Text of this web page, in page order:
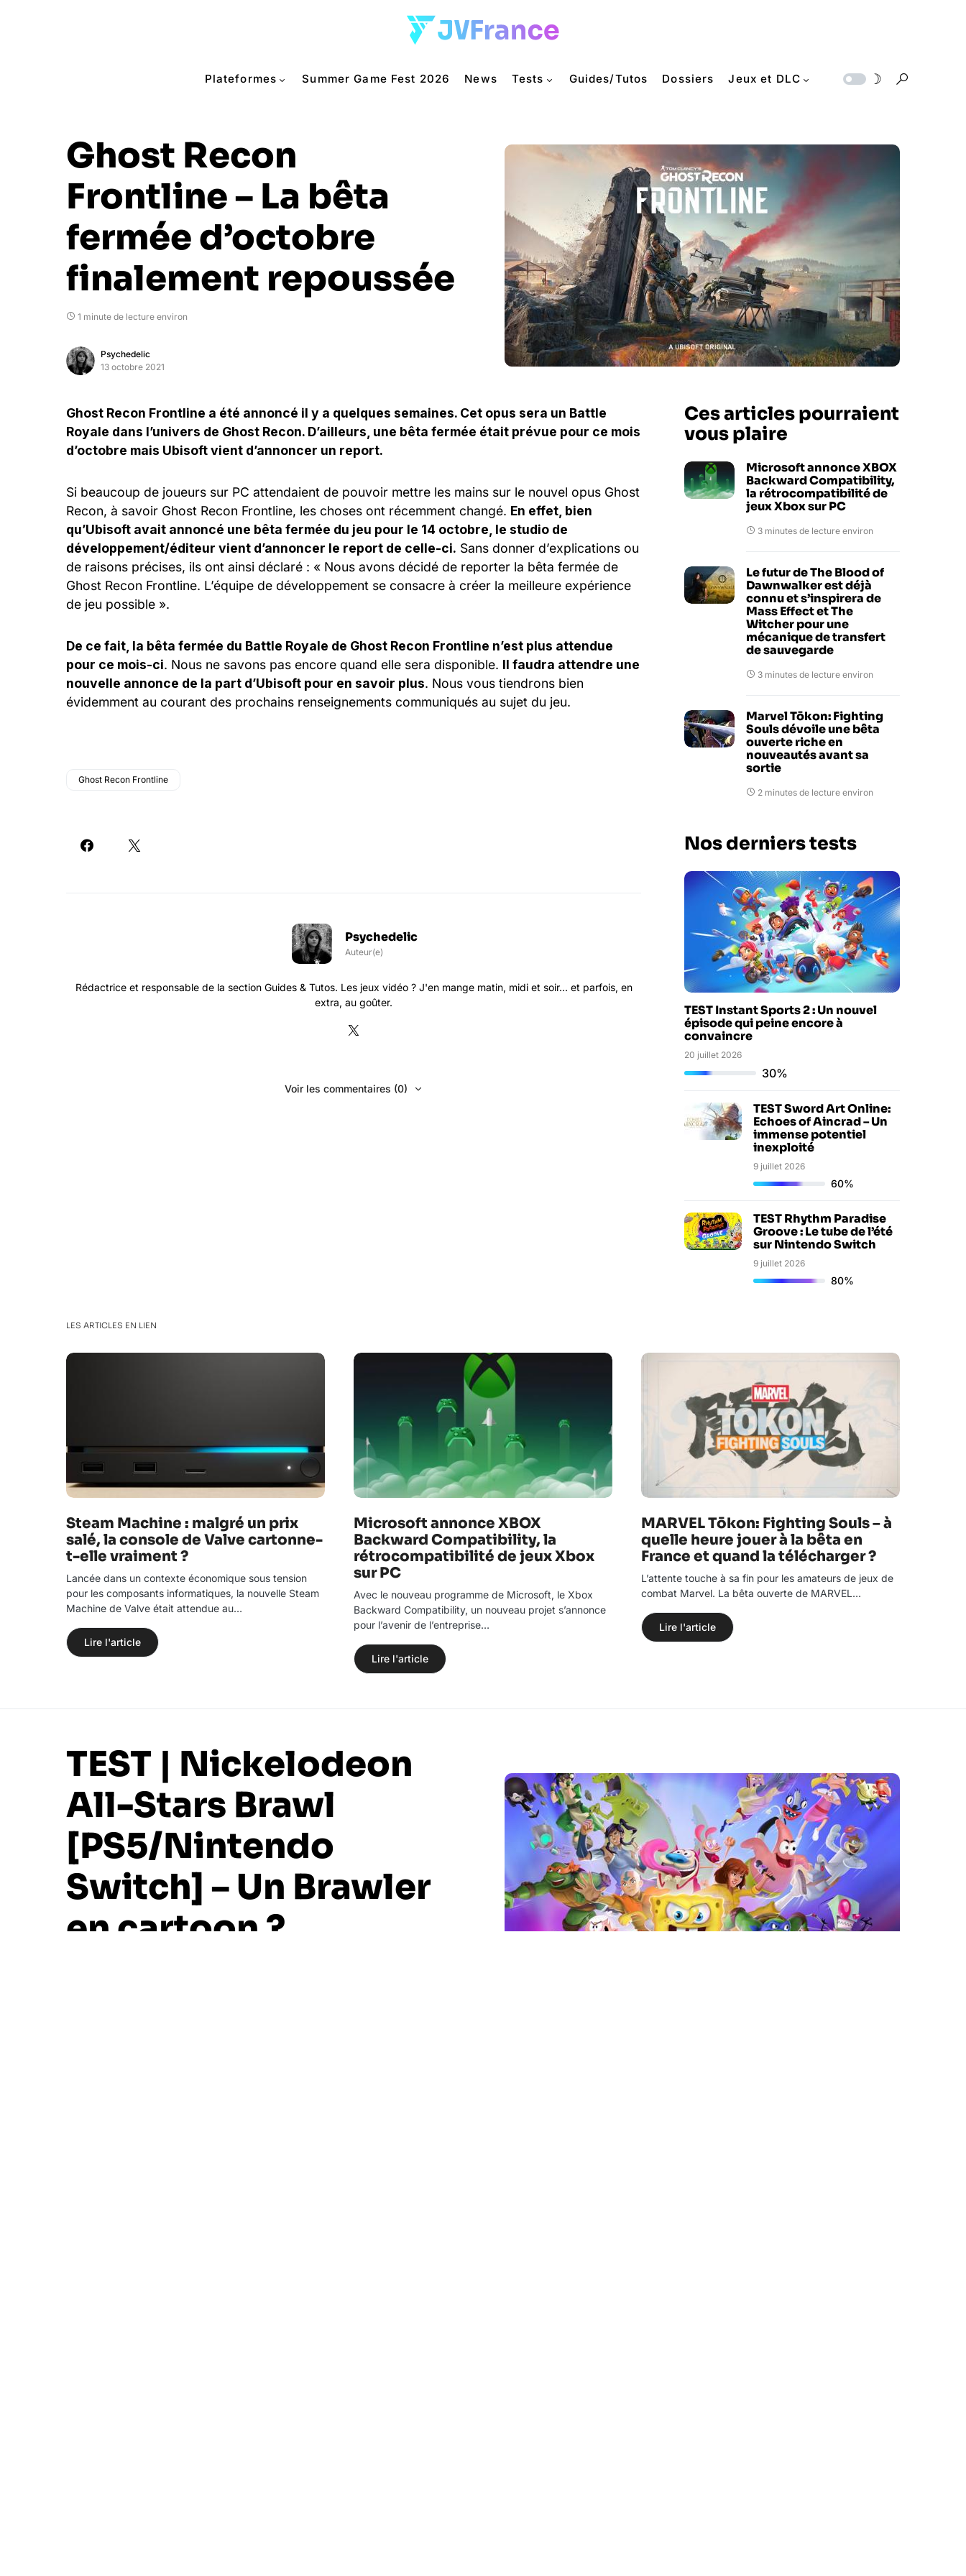
Plateformes Summer Game Fest 2026 News Tests Guides/Tutos Dossiers Jeux et DLC
Ghost Recon
Frontline – La bêta
fermée d’octobre
finalement repoussée
1 minute de lecture environ
Psychedelic
13 octobre 2021
Ghost Recon Frontline a été annoncé il y a quelques semaines. Cet opus sera un Battle
Royale dans l’univers de Ghost Recon. D’ailleurs, une bêta fermée était prévue pour ce mois
d’octobre mais Ubisoft vient d’annoncer un report.
Si beaucoup de joueurs sur PC attendaient de pouvoir mettre les mains sur le nouvel opus Ghost
Recon, à savoir Ghost Recon Frontline, les choses ont récemment changé. En effet, bien
qu’Ubisoft avait annoncé une bêta fermée du jeu pour le 14 octobre, le studio de
développement/éditeur vient d’annoncer le report de celle-ci. Sans donner d’explications ou
de raisons précises, ils ont ainsi déclaré : « Nous avons décidé de reporter la bêta fermée de
Ghost Recon Frontline. L’équipe de développement se consacre à créer la meilleure expérience
de jeu possible ».
De ce fait, la bêta fermée du Battle Royale de Ghost Recon Frontline n’est plus attendue
pour ce mois-ci. Nous ne savons pas encore quand elle sera disponible. Il faudra attendre une
nouvelle annonce de la part d’Ubisoft pour en savoir plus. Nous vous tiendrons bien
évidemment au courant des prochains renseignements communiqués au sujet du jeu.
Ghost Recon Frontline
Psychedelic
Auteur(e)
Rédactrice et responsable de la section Guides & Tutos. Les jeux vidéo ? J'en mange matin, midi et soir... et parfois, en
extra, au goûter.
Voir les commentaires (0)
Ces articles pourraient
vous plaire
Microsoft annonce XBOX
Backward Compatibility,
la rétrocompatibilité de
jeux Xbox sur PC
3 minutes de lecture environ
Le futur de The Blood of
Dawnwalker est déjà
connu et s’inspirera de
Mass Effect et The
Witcher pour une
mécanique de transfert
de sauvegarde
3 minutes de lecture environ
Marvel Tōkon: Fighting
Souls dévoile une bêta
ouverte riche en
nouveautés avant sa
sortie
2 minutes de lecture environ
Nos derniers tests
TEST Instant Sports 2 : Un nouvel
épisode qui peine encore à
convaincre
20 juillet 2026
30%
TEST Sword Art Online:
Echoes of Aincrad – Un
immense potentiel
inexploité
9 juillet 2026
60%
TEST Rhythm Paradise
Groove : Le tube de l’été
sur Nintendo Switch
9 juillet 2026
80%
LES ARTICLES EN LIEN
Steam Machine : malgré un prix
salé, la console de Valve cartonne-
t-elle vraiment ?
Lancée dans un contexte économique sous tension
pour les composants informatiques, la nouvelle Steam
Machine de Valve était attendue au…
Lire l'article
Microsoft annonce XBOX
Backward Compatibility, la
rétrocompatibilité de jeux Xbox
sur PC
Avec le nouveau programme de Microsoft, le Xbox
Backward Compatibility, un nouveau projet s’annonce
pour l’avenir de l’entreprise…
Lire l'article
MARVEL Tōkon: Fighting Souls – à
quelle heure jouer à la bêta en
France et quand la télécharger ?
L’attente touche à sa fin pour les amateurs de jeux de
combat Marvel. La bêta ouverte de MARVEL…
Lire l'article
TEST | Nickelodeon
All-Stars Brawl
[PS5/Nintendo
Switch] – Un Brawler
en cartoon ?